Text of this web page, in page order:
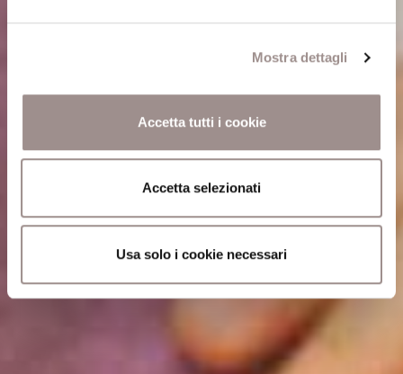
Mostra dettagli
Accetta tutti i cookie
Accetta selezionati
Usa solo i cookie necessari